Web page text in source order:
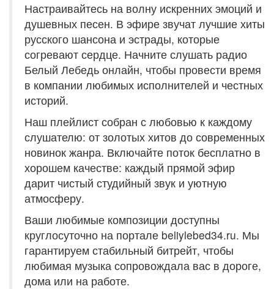
Настраивайтесь на волну искренних эмоций и
душевных песен. В эфире звучат лучшие хиты
русского шансона и эстрады, которые
согревают сердце. Начните слушать радио
Белый Лебедь онлайн, чтобы провести время
в компании любимых исполнителей и честных
историй.
Наш плейлист собран с любовью к каждому
слушателю: от золотых хитов до современных
новинок жанра. Включайте поток бесплатно в
хорошем качестве: каждый прямой эфир
дарит чистый студийный звук и уютную
атмосферу.
Ваши любимые композиции доступны
круглосуточно на портале beliylebed34.ru. Мы
гарантируем стабильный битрейт, чтобы
любимая музыка сопровождала вас в дороге,
дома или на работе.